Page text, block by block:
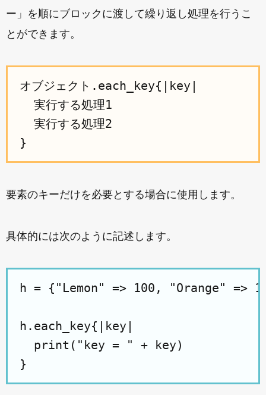
ー」を順にブロックに渡して繰り返し処理を行うこ
とができます。
オブジェクト.each_key{|key|
  実行する処理1
  実行する処理2
要素のキーだけを必要とする場合に使用します。
具体的には次のように記述します。
h = {"Lemon" => 100, "Orange" =>
h.each_key{|key|
  print("key = " + key)